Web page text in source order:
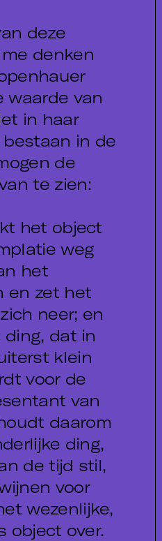
deze
denken
waarde van
in haar
in de
de
te zien:
het object
weg
het
en zet het
neer; en
dat in
klein
voor de
van
daarom
ding,
de tijd stil,
voor
wezenlijke,
object over.